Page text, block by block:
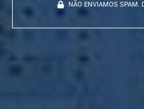
NÃO ENVIAMOS SPAM.